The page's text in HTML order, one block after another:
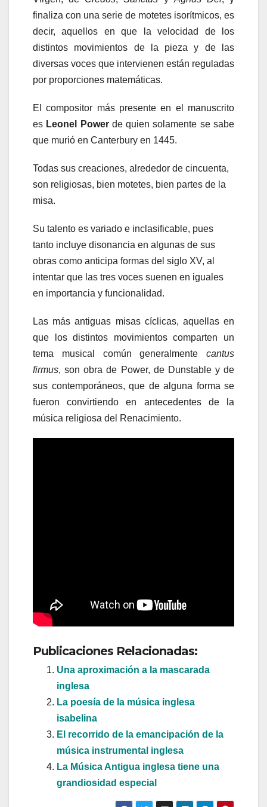
finaliza con una serie de motetes isorítmicos, es
decir, aquellos en que la velocidad de los
distintos movimientos de la pieza y de las
diversas voces que intervienen están reguladas
por proporciones matemáticas.
El compositor más presente en el manuscrito
es Leonel Powerde quien solamente se sabe
que murió en Canterbury en 1445.
Todas sus creaciones, alrededor de cincuenta,
son religiosas, bien motetes, bien partes de la
misa.
Su talento es variado e inclasificable, pues
tanto incluye disonancia en algunas de sus
obras como anticipa formas del siglo XV, al
intentar que las tres voces suenen en iguales
en importancia y funcionalidad.
Las más antiguas misas cíclicas, aquellas en
que los distintos movimientos comparten un
tema musical común generalmente cantus
firmus, son obra de Power, de Dunstable y de
sus contemporáneos, que de alguna forma se
fueron convirtiendo en antecedentes de la
música religiosa del Renacimiento.
Publicaciones Relacionadas:
Una aproximación a la mascarada
inglesa
La poesía de la música inglesa
isabelina
El recorrido de la emancipación de la
música instrumental inglesa
La Música Antigua inglesa tiene una
grandiosidad especial